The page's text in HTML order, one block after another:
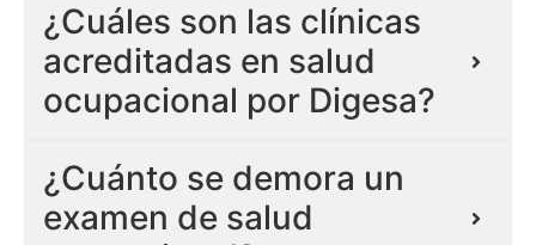
¿Cuáles son las clínicas
acreditadas en salud
ocupacional por Digesa?
¿Cuánto se demora un
examen de salud